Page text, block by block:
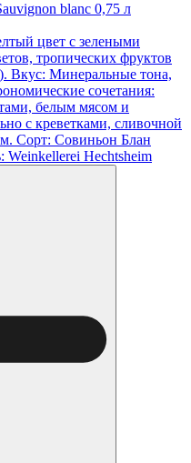
blanc 0,75 л
цвет с зелеными
тропических фруктов
Вкус: Минеральные тона,
сочетания:
белым мясом и
с креветками, сливочной
Сорт: Совиньон Блан
Weinkellerei Hechtsheim